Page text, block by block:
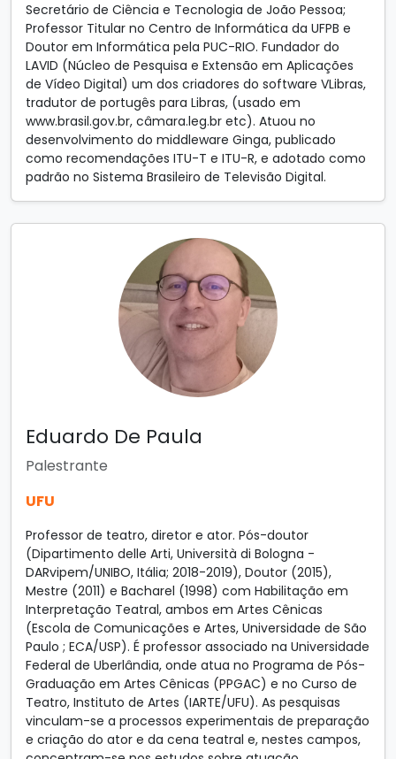
Secretário de Ciência e Tecnologia de João Pessoa;
Professor Titular no Centro de Informática da UFPB e
Doutor em Informática pela PUC-RIO. Fundador do
LAVID (Núcleo de Pesquisa e Extensão em Aplicações
de Vídeo Digital) um dos criadores do software VLibras,
tradutor de portugês para Libras, (usado em
www.brasil.gov.br, câmara.leg.br etc). Atuou no
desenvolvimento do middleware Ginga, publicado
como recomendações ITU-T e ITU-R, e adotado como
padrão no Sistema Brasileiro de Televisão Digital.
Eduardo De Paula
Palestrante
UFU
Professor de teatro, diretor e ator. Pós-doutor
(Dipartimento delle Arti, Università di Bologna -
DARvipem/UNIBO, Itália; 2018-2019), Doutor (2015),
Mestre (2011) e Bacharel (1998) com Habilitação em
Interpretação Teatral, ambos em Artes Cênicas
(Escola de Comunicações e Artes, Universidade de São
Paulo ; ECA/USP). É professor associado na Universidade
Federal de Uberlândia, onde atua no Programa de Pós-
Graduação em Artes Cênicas (PPGAC) e no Curso de
Teatro, Instituto de Artes (IARTE/UFU). As pesquisas
vinculam-se a processos experimentais de preparação
e criação do ator e da cena teatral e, nestes campos,